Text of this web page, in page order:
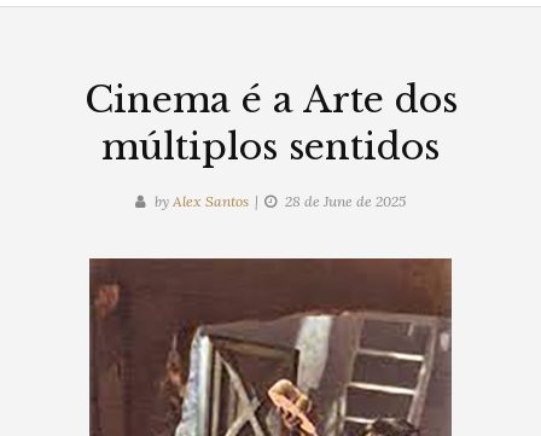
Cinema é a Arte dos
múltiplos sentidos
by Alex Santos 28 de June de 2025